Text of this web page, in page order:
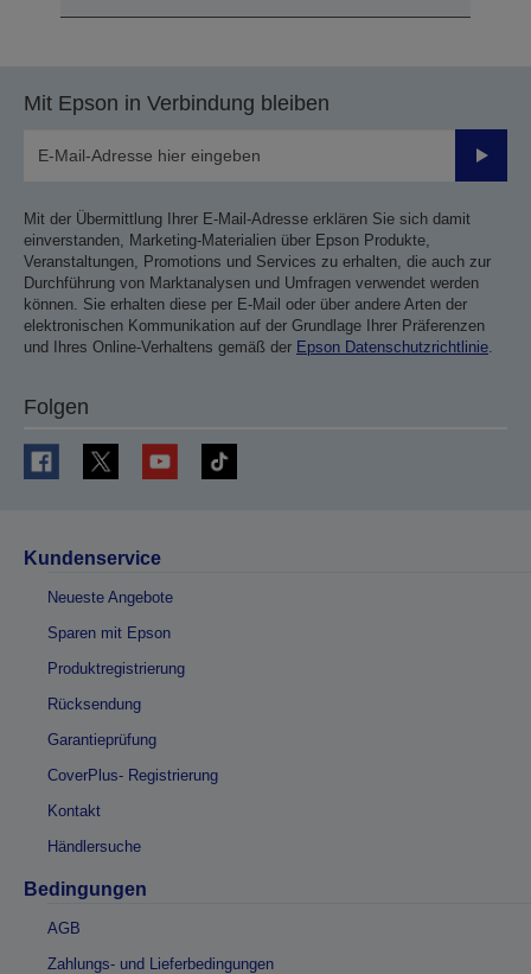
Mit Epson in Verbindung bleiben
Mit der Übermittlung Ihrer E-Mail-Adresse erklären Sie sich damit
einverstanden, Marketing-Materialien über Epson Produkte,
Veranstaltungen, Promotions und Services zu erhalten, die auch zur
Durchführung von Marktanalysen und Umfragen verwendet werden
können. Sie erhalten diese per E-Mail oder über andere Arten der
elektronischen Kommunikation auf der Grundlage Ihrer Präferenzen
und Ihres Online-Verhaltens gemäß der Epson Datenschutzrichtlinie
Folgen
Kundenservice
Neueste Angebote
Sparen mit Epson
Produktregistrierung
Rücksendung
Garantieprüfung
CoverPlus- Registrierung
Kontakt
Händlersuche
Bedingungen
AGB
Zahlungs- und Lieferbedingungen